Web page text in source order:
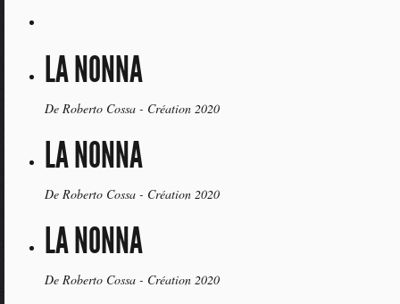
LA NONNA
De Roberto Cossa - Création 2020
LA NONNA
De Roberto Cossa - Création 2020
LA NONNA
De Roberto Cossa - Création 2020